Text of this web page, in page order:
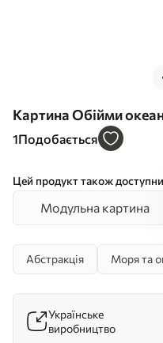
Картина Обійми
1Подобається
Цей продукт також
Модульна картина
Абстракція Моря та
Українське
виробництво